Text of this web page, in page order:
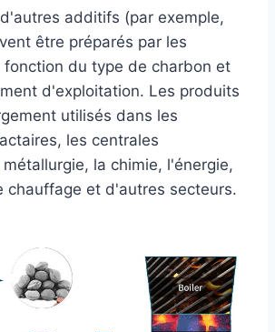
additifs (par exemple,
être préparés par les
fonction du type de charbon et
d'exploitation. Les produits
utilisés dans les
les centrales
la chimie, l'énergie,
chauffage et d'autres secteurs.